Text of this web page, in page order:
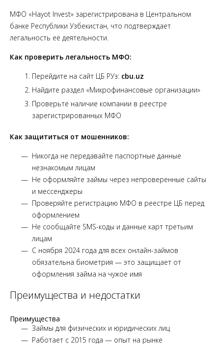
МФО «Hayot Invest» зарегистрирована в Центральном
банке Республики Узбекистан, что подтверждает
легальность её деятельности.
Как проверить легальность МФО:
Перейдите на сайт ЦБ РУз: cbu.uz
Найдите раздел «Микрофинансовые организации»
Проверьте наличие компании в реестре
зарегистрированных МФО
Как защититься от мошенников:
Никогда не передавайте паспортные данные
незнакомым лицам
Не оформляйте займы через непроверенные сайты
и мессенджеры
Проверяйте регистрацию МФО в реестре ЦБ перед
оформлением
Не сообщайте SMS-коды и данные карт третьим
лицам
С ноября 2024 года для всех онлайн-займов
обязательна биометрия — это защищает от
оформления займа на чужое имя
Преимущества и недостатки
Преимущества
Займы для физических и юридических лиц
Работает с 2015 года — опыт на рынке